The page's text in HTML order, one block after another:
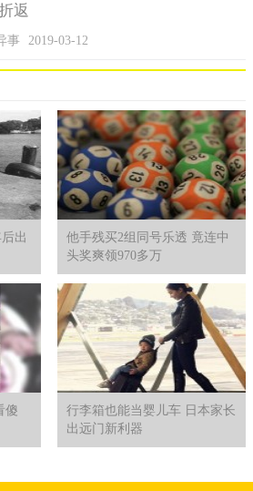
返
事 2019-03-12
出
他手残买2组同号乐透 竟连中
头奖爽领970多万
傻
行李箱也能当婴儿车 日本家长
出远门新利器